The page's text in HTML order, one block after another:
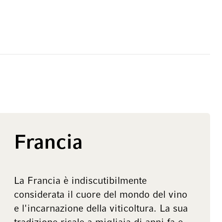
Francia
La Francia è indiscutibilmente
considerata il cuore del mondo del vino
e l'incarnazione della viticoltura. La sua